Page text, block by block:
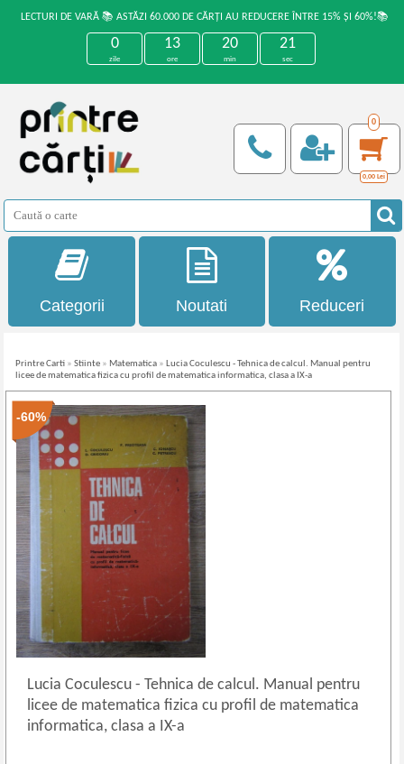
LECTURI DE VARĂ 📚 ASTĂZI 60.000 DE CĂRȚI AU REDUCERE ÎNTRE 15% ȘI 60%!📚
0
zile
13
ore
20
min
20
sec
0
0,00 Lei
Categorii Noutati Reduceri
Printre Carti »Stiinte » Matematica » Lucia Coculescu - Tehnica de calcul. Manual pentru
licee de matematica fizica cu profil de matematica informatica, clasa a IX-a
-60%
Lucia Coculescu- Tehnica de calcul. Manual pentru
licee de matematica fizica cu profil de matematica
informatica, clasa a IX-a